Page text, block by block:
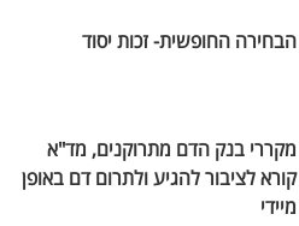
הבחירה החופשית- זכות יסוד
מקררי בנק הדם מתרוקנים, מד"א
קורא לציבור להגיע ולתרום דם באופן
מיידי